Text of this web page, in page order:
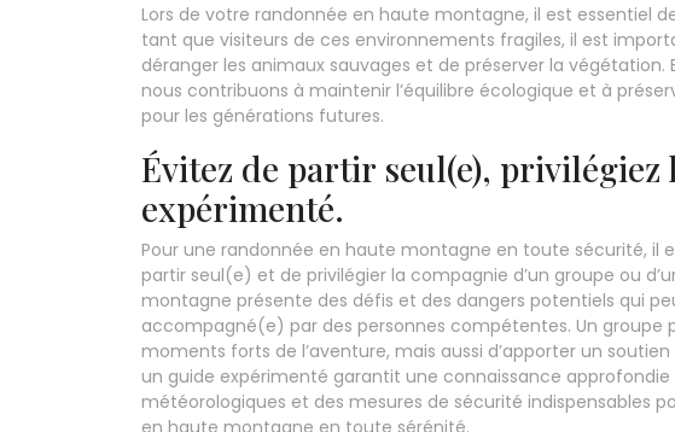
Lors de votre randonnée en haute montagne, il est essentiel
tant que visiteurs de ces environnements fragiles, il est
déranger les animaux sauvages et de préserver la
nous contribuons à maintenir l’équilibre écologique et à
pour les générations futures.
Évitez de partir seul(e), privilégiez
expérimenté.
Pour une randonnée en haute montagne en toute sécurité, il
partir seul(e) et de privilégier la compagnie d’un groupe ou
montagne présente des défis et des dangers potentiels qui
accompagné(e) par des personnes compétentes. Un groupe
moments forts de l’aventure, mais aussi d’apporter un
un guide expérimenté garantit une connaissance
météorologiques et des mesures de sécurité indispensables